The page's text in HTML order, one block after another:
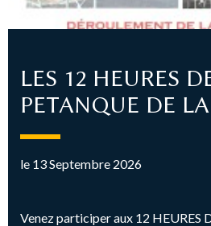
LES 12 HEURES
PETANQUE DE
le 13 Septembre 2026
Venez participer aux 12 HEURES